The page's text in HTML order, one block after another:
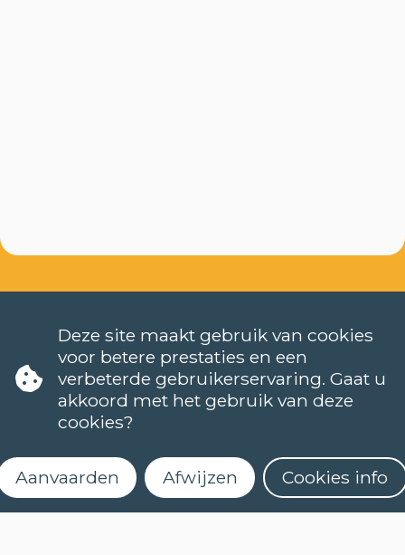
TALEN
NEDERLANDS (NT2)
FAQ
Wanneer starten de lessen?
Deze site maakt gebruik van cookies
voor betere prestaties en een
verbeterde gebruikerservaring. Gaat u
akkoord met het gebruik van deze
cookies?
Aanvaarden Afwijzen Cookies info